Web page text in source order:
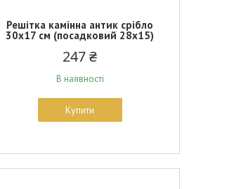
Решітка камінна антик срібло
30х17 см (посадковий 28х15)
247 ₴
В наявності
Купити